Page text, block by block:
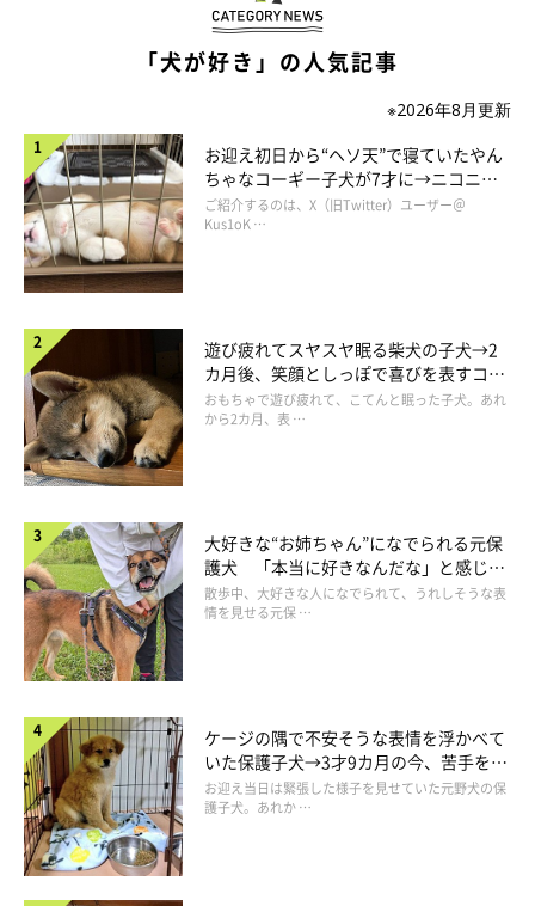
おやつの時間になり、ドアの隙間から顔だけ出していたマヤちゃ
とのこと。
昨年の夏に、顔だけ出しておやつ待ちをしているマヤちゃんの姿
を初めて目撃。見たのはその1回きりで、今回約1年ぶりに同じ行
動が見られたそうですが、「今回も2〜3日ほどしか続きませんで
した」と飼い主さん。
貴重な瞬間をおさめた写真だったようです。
写真のその後は？
「犬が好き」の人気記事
※2026年8月更新
お迎え初日から“ヘソ天”で寝ていたやん
ちゃなコーギー子犬が7才に→ニコニ
コ“コーギースマイル”が魅力のコに成
長！
ご紹介するのは、X（旧Twitter）ユーザー＠
Kus1oK …
遊び疲れてスヤスヤ眠る柴犬の子犬→2
カ月後、笑顔としっぽで喜びを表すコに
成長！
おもちゃで遊び疲れて、こてんと眠った子犬。あれ
から2カ月、表 …
大好きな“お姉ちゃん”になでられる元保
護犬 「本当に好きなんだな」と感じる
表情にほっこり
散歩中、大好きな人になでられて、うれしそうな表
情を見せる元保 …
ケージの隅で不安そうな表情を浮かべて
いた保護子犬→3才9カ月の今、苦手を克
服し頼もしいコに成長！
お迎え当日は緊張した様子を見せていた元野犬の保
護子犬。あれか …